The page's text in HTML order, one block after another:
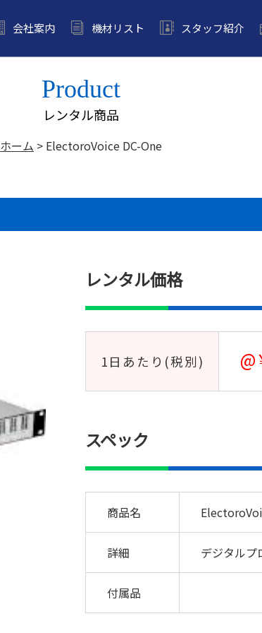
会社案内 機材リスト スタッフ紹介
Product
レンタル商品
ホーム > ElectoroVoice DC-One
レンタル価格
1日あたり(税別) @
スペック
商品名
詳細 デジタル
付属品